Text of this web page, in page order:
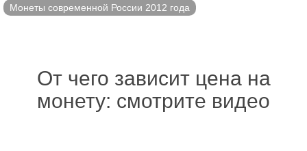
Монеты современной России 2012 года
От чего зависит цена на
монету: смотрите видео